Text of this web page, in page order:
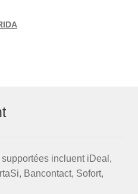
incluent iDeal,
Bancontact, Sofort,